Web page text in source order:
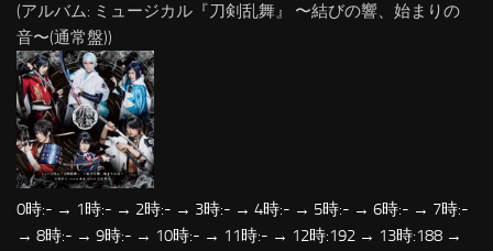
(アルバム: ミュージカル『刀剣乱舞』 〜結びの響、始まりの
音〜(通常盤))
0時:- → 1時:- → 2時:- → 3時:- → 4時:- → 5時:- → 6時:- → 7時:-
→ 8時:- → 9時:- → 10時:- → 11時:- → 12時:192 → 13時:188 →